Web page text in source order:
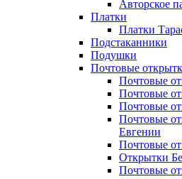
Авторское
Платки
Платки
Подстаканники
Подушки
Почтовые
Почтовые
Почтовые
Почтовые
Почтовые
Евгении
Почтовые
Открытки
Почтовые